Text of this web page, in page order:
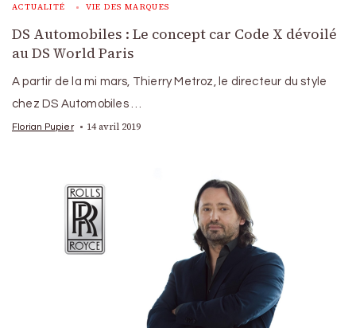
ACTUALITÉ VIE DES MARQUES
DS Automobiles : Le concept car Code X dévoilé
au DS World Paris
A partir de la mi mars, Thierry Metroz, le directeur du style
chez DS Automobiles …
Florian Pupier 14 avril 2019